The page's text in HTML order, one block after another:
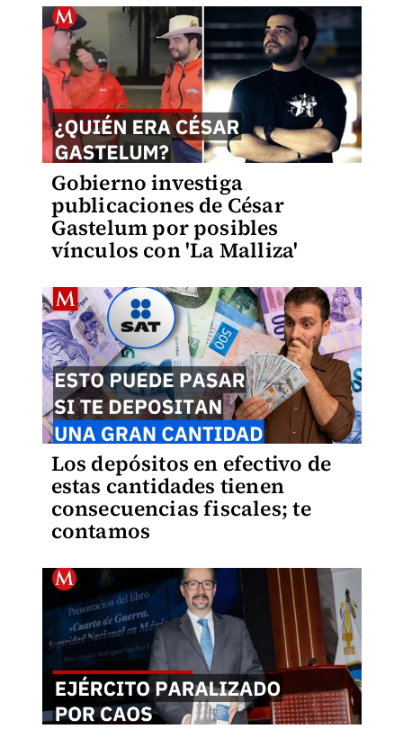
Gobierno investiga
publicaciones de César
Gastelum por posibles
vínculos con 'La Malliza'
Los depósitos en efectivo de
estas cantidades tienen
consecuencias fiscales; te
contamos